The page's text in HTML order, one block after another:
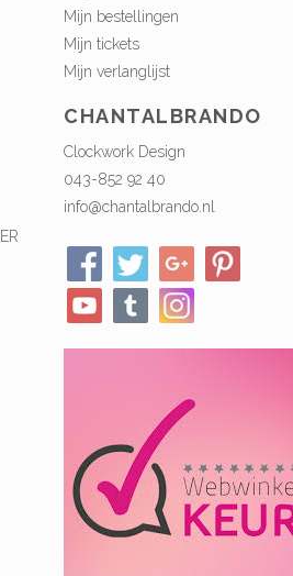
Mijn bestellingen
Mijn tickets
Mijn verlanglijst
CHANTALBRANDO
Clockwork Design
043-852 92 40
info@chantalbrando.nl